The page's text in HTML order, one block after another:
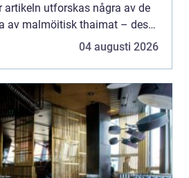
artikeln utforskas några av de
av malmöitisk thaimat – dess
04 augusti 2026